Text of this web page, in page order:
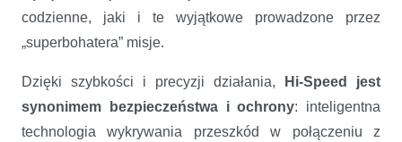
codzienne, jaki i te wyjątkowe prowadzone przez
„superbohatera” misje.
Dzięki szybkości i precyzji działania,
Hi-Speed jest
synonimem bezpieczeństwa i ochrony: inteligentna
technologia wykrywania przeszkód w połączeniu z